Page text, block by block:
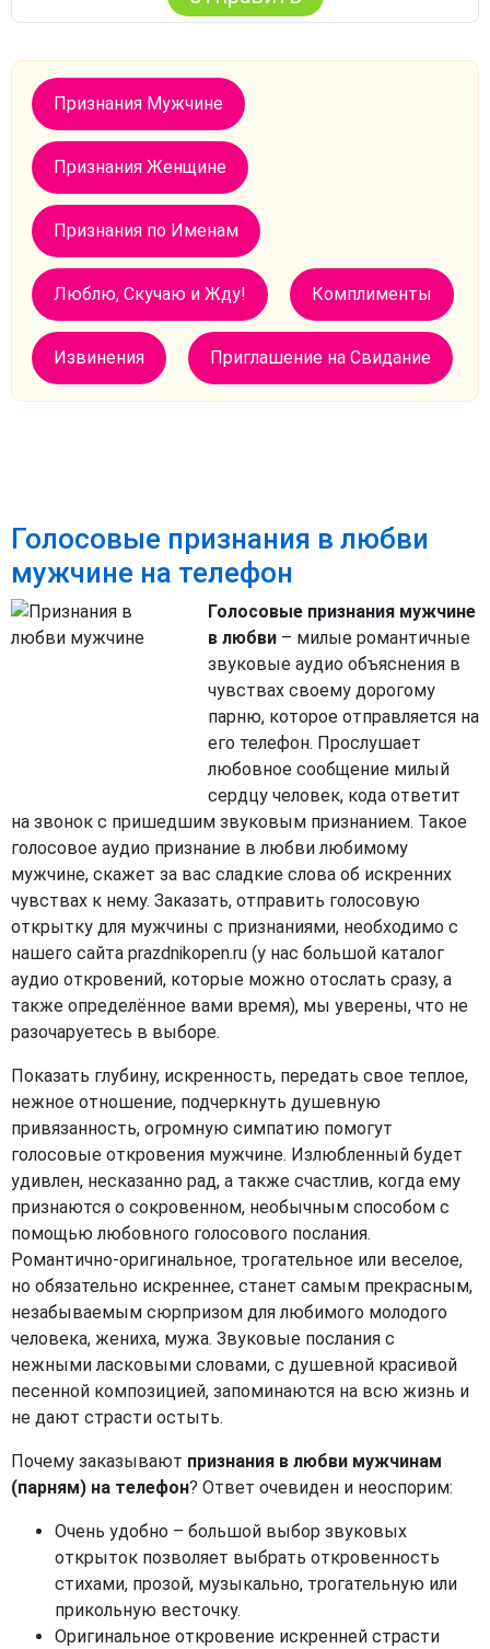
Признания Мужчине
Признания Женщине
Признания по Именам
Люблю, Скучаю и Жду! Комплименты
Извинения Приглашение на Свидание
Голосовые признания в любви
мужчине на телефон
Голосовые признания мужчине
в любви – милые романтичные
звуковые аудио объяснения в
чувствах своему дорогому
парню, которое отправляется на
его телефон. Прослушает
любовное сообщение милый
сердцу человек, кода ответит
на звонок с пришедшим звуковым признанием. Такое
голосовое аудио признание в любви любимому
мужчине, скажет за вас сладкие слова об искренних
чувствах к нему. Заказать, отправить голосовую
открытку для мужчины с признаниями, необходимо с
нашего сайта prazdnikopen.ru (у нас большой каталог
аудио откровений, которые можно отослать сразу, а
также определённое вами время), мы уверены, что не
разочаруетесь в выборе.
Показать глубину, искренность, передать свое теплое,
нежное отношение, подчеркнуть душевную
привязанность, огромную симпатию помогут
голосовые откровения мужчине. Излюбленный будет
удивлен, несказанно рад, а также счастлив, когда ему
признаются о сокровенном, необычным способом с
помощью любовного голосового послания.
Романтично-оригинальное, трогательное или веселое,
но обязательно искреннее, станет самым прекрасным,
незабываемым сюрпризом для любимого молодого
человека, жениха, мужа. Звуковые послания с
нежными ласковыми словами, с душевной красивой
песенной композицией, запоминаются на всю жизнь и
не дают страсти остыть.
Почему заказывают признания в любви мужчинам
(парням) на телефон? Ответ очевиден и неоспорим:
Очень удобно – большой выбор звуковых
открыток позволяет выбрать откровенность
стихами, прозой, музыкально, трогательную или
прикольную весточку.
Оригинальное откровение искренней страсти